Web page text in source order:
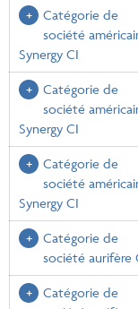
Catégorie de
société
Synergy CI
Catégorie de
société
Synergy CI
Catégorie de
société
Synergy CI
Catégorie de
société aurifère
Catégorie de